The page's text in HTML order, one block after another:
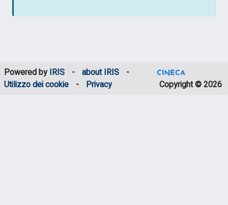
Powered byIRIS - about IRIS
-
Utilizzo dei cookie
- Privacy Copyright © 2026